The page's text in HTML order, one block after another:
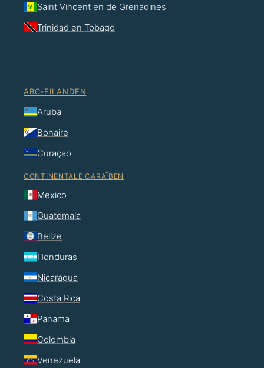
Saint Vincent en de Grenadines
Trinidad en Tobago
ABC-EILANDEN
Aruba
Bonaire
Curaçao
CONTINENTALE CARAÏBEN
Mexico
Guatemala
Belize
Honduras
Nicaragua
Costa Rica
Panama
Colombia
Venezuela